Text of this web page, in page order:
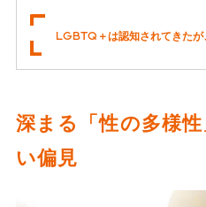
LGBTQ＋は認知されてきたが
深まる「性の多様
い偏見